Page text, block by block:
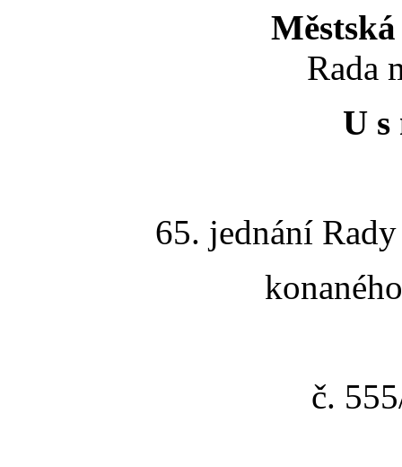
Rada
U s
65. jednání
č.